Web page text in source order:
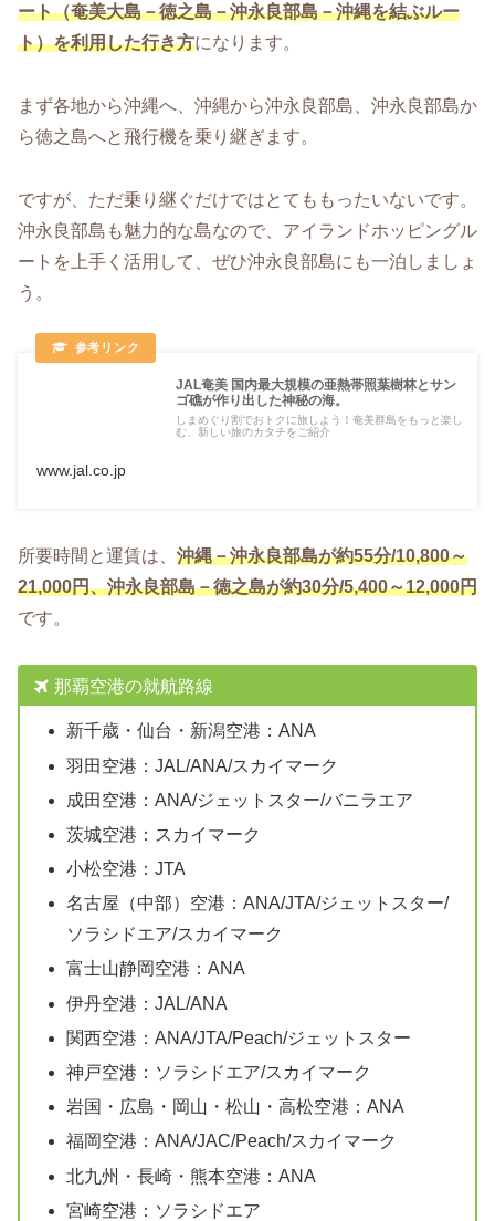
ート（奄美大島－徳之島－沖永良部島－沖縄を結ぶルー
ト）を利用した行き方になります。
まず各地から沖縄へ、沖縄から沖永良部島、沖永良部島か
ら徳之島へと飛行機を乗り継ぎます。
ですが、ただ乗り継ぐだけではとてももったいないです。
沖永良部島も魅力的な島なので、アイランドホッピングル
ートを上手く活用して、ぜひ沖永良部島にも一泊しましょ
う。
JAL奄美 国内最大規模の亜熱帯照葉樹林とサン
ゴ礁が作り出した神秘の海。
しまめぐり割でおトクに旅しよう！奄美群島をもっと楽し
む、新しい旅のカタチをご紹介
www.jal.co.jp
所要時間と運賃は、 沖縄－沖永良部島が約55分/10,800～
21,000円、沖永良部島－徳之島が約30分/5,400～12,000円
です。
那覇空港の就航路線
新千歳・仙台・新潟空港：ANA
羽田空港：JAL/ANA/スカイマーク
成田空港：ANA/ジェットスター/バニラエア
茨城空港：スカイマーク
小松空港：JTA
名古屋（中部）空港：ANA/JTA/ジェットスター/
ソラシドエア/スカイマーク
富士山静岡空港：ANA
伊丹空港：JAL/ANA
関西空港：ANA/JTA/Peach/ジェットスター
神戸空港：ソラシドエア/スカイマーク
岩国・広島・岡山・松山・高松空港：ANA
福岡空港：ANA/JAC/Peach/スカイマーク
北九州・長崎・熊本空港：ANA
宮崎空港：ソラシドエア